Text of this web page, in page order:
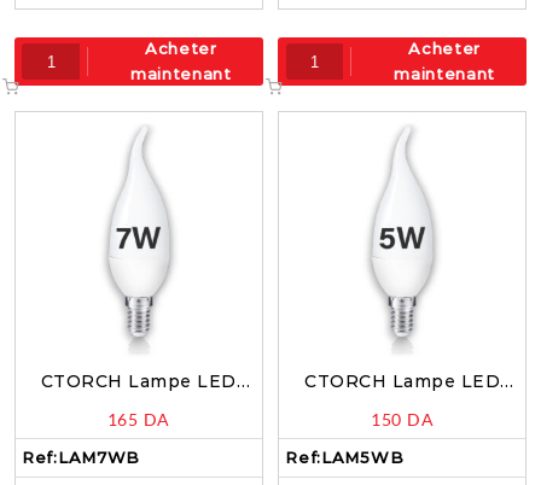
Acheter
maintenant
Acheter
maintenant
CTORCH Lampe LED
6500k – LAM7WB
165 DA
Ref:LAM7WB
CTORCH Lampe LED
6500k – LAM5WB
150 DA
Ref:LAM5WB